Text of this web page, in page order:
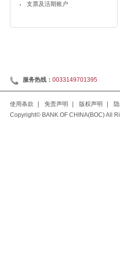
支票及活期账户
服务热线： 0033149701395
使用条款 免责声明 版权声明
Copyright© BANK OF CHINA(BOC) All